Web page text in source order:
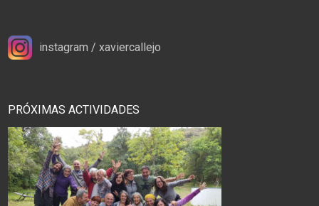
instagram / xaviercallejo
PRÓXIMAS ACTIVIDADES